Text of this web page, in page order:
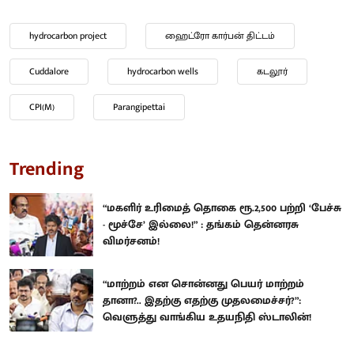
hydrocarbon project ஹைட்ரோ கார்பன் திட்டம்
Cuddalore hydrocarbon wells கடலூர்
CPI(M) Parangipettai
Trending
“மகளிர் உரிமைத் தொகை ரூ.2,500 பற்றி ‘பேச்சு
- மூச்சே’ இல்லை!” : தங்கம் தென்னரசு
விமர்சனம்!
“மாற்றம் என சொன்னது பெயர் மாற்றம்
தானா?.. இதற்கு எதற்கு முதலமைச்சர்?”:
வெளுத்து வாங்கிய உதயநிதி ஸ்டாலின்!